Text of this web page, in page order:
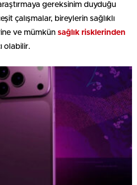
gereksinim duyduğu
çalışmalar, bireylerin sağlıklı
ve mümkün sağlık risklerinden
olabilir.